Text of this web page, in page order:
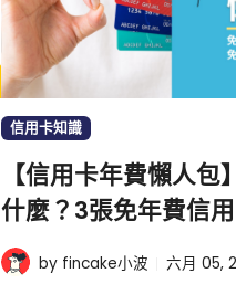
信用卡知識
【信用卡年費懶人
什麼？3張免年費信
費方法整理
by fincake小波 六月 05,